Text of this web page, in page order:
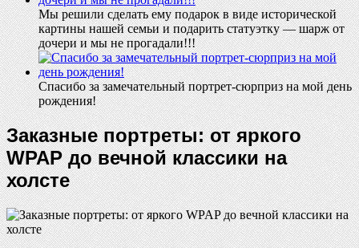
Мы решили сделать ему подарок в виде исторической
картины нашей семьи и подарить статуэтку — шарж от
дочери и мы не прогадали!!!
Спасибо за замечательный портрет-сюрприз на мой день
рождения!
Заказные портреты: от яркого
WPAP до вечной классики на
холсте